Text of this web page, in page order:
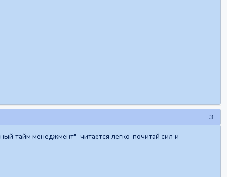
3
тайм менеджмент" читается легко, почитай сил и